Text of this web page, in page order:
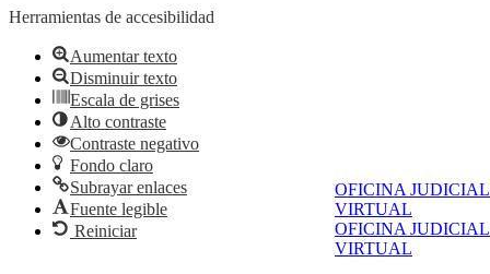
OFICINA JUDICIAL
VIRTUAL
OFICINA JUDICIAL
VIRTUAL
Herramientas de accesibilidad
Aumentar texto
Disminuir texto
Escala de grises
Alto contraste
Contraste negativo
Fondo claro
Subrayar enlaces
Fuente legible
Reiniciar